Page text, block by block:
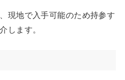
現地で入手可能のため持参す
します。